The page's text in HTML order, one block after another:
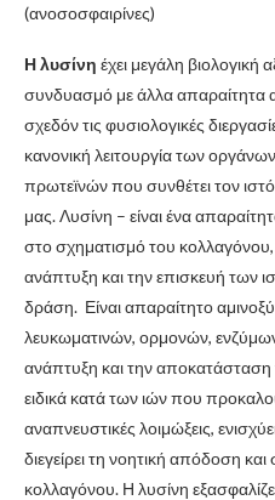
(ανοσοσφαιρίνες)
Η λυσίνη έχει μεγάλη βιολογική
συνδυασμό με άλλα απαραίτητα
σχεδόν τις φυσιολογικές
κανονική λειτουργία των
πρωτεϊνών που συνθέτει τον
μας. Λυσίνη – είναι ένα
στο σχηματισμό του κολλαγόνου,
ανάπτυξη και την επισκευή των
δράση. Είναι απαραίτητο
λευκωματινών, ορμονών,
ανάπτυξη και την αποκατάσταση
ειδικά κατά των ιών που
αναπνευστικές λοιμώξεις,
διεγείρει τη νοητική απόδοση
κολλαγόνου. Η λυσίνη